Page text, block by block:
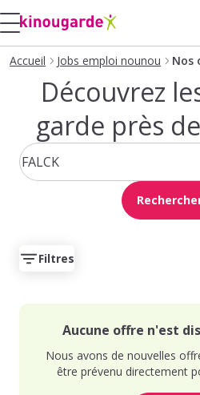
Accueil Jobs emploi nounou Nos
Découvrez
garde près
Filtres
Aucune offre n'est
Nous avons de nouvelles
être prévenu directement